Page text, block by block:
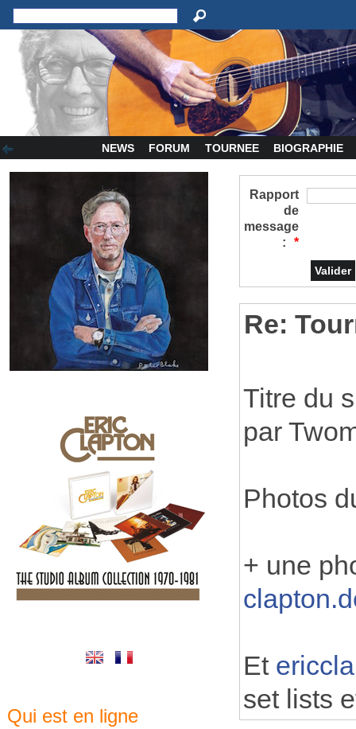
NEWS FORUM TOURNEE BIOGRAPHIE
Qui est en ligne
Rapport
de
message
:
*
Re:
Titre du
par
Photos
+ une
Et
set lists